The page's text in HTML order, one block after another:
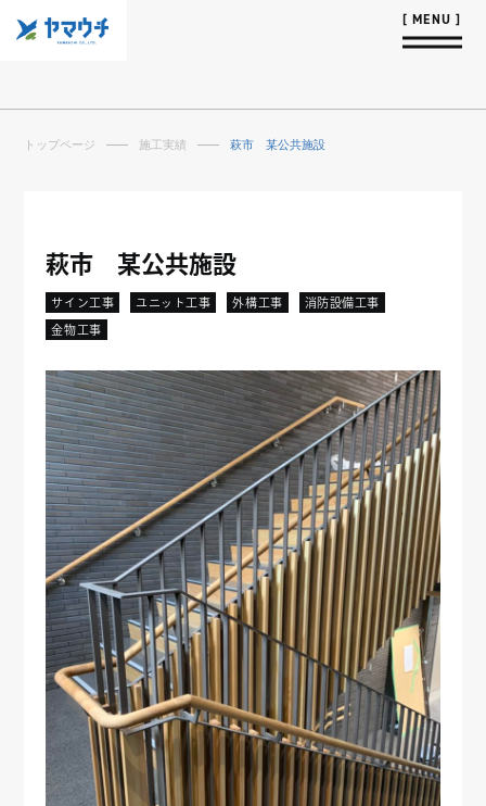
トップページ 施工実績 萩市 某公共施設
萩市 某公共施設
サイン工事 ユニット工事 外構工事 消防設備工事
金物工事